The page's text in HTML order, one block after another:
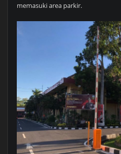
memasuki area parkir.